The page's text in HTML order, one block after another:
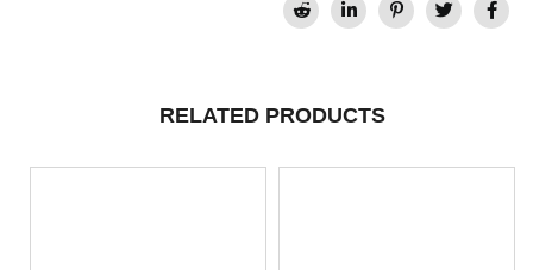
RELATED PRODUCTS